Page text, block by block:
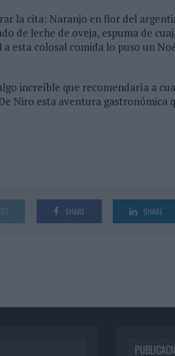
la cita: Naranjo en flor del
de leche de oveja, espuma de
a esta colosal comida lo puso un
increíble que recomendaría a
Niro esta aventura gastronómica
SHARE SHARE